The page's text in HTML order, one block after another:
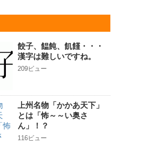
餃子、饂飩、飢饉・・・
漢字は難しいですね。
209ビュー
上州名物「かかあ天下」
とは「怖～～い奥さ
ん」！？
116ビュー